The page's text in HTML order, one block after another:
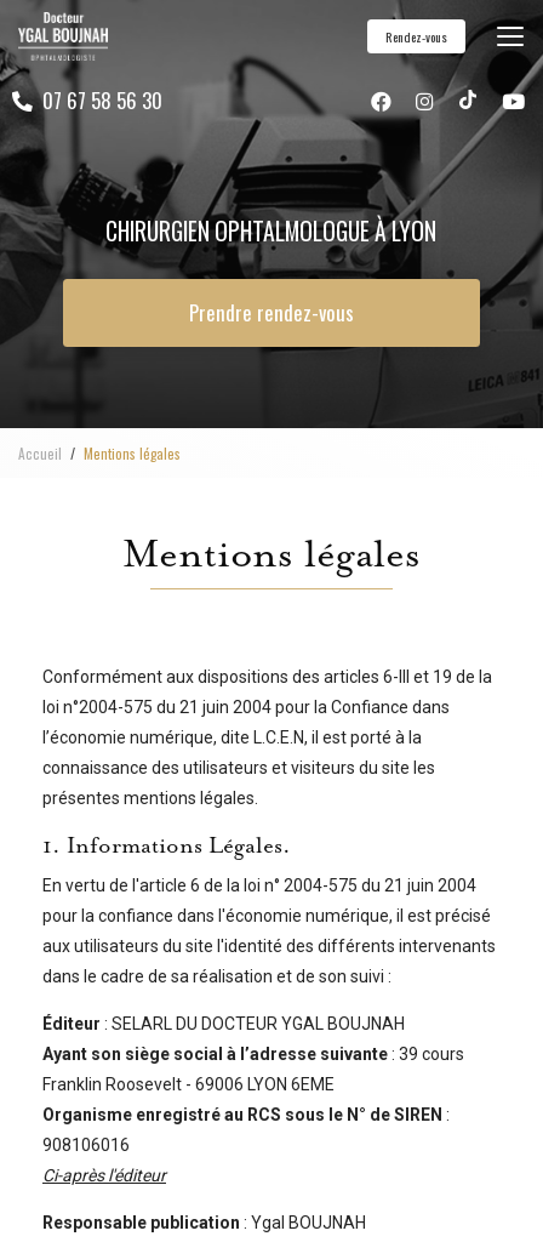
au
contenu
principal07 67 58 56 30
Rendez-vous
CHIRURGIEN OPHTALMOLOGUE À LYON
Prendre rendez-vous
Accueil Mentions légales
Mentions légales
Conformément aux dispositions des articles 6-III et 19 de la
loi n°2004-575 du 21 juin 2004 pour la Confiance dans
l’économie numérique, dite L.C.E.N, il est porté à la
connaissance des utilisateurs et visiteurs du site les
présentes mentions légales.
1. Informations Légales.
En vertu de l'article 6 de la loi n° 2004-575 du 21 juin 2004
pour la confiance dans l'économie numérique, il est précisé
aux utilisateurs du site l'identité des différents intervenants
dans le cadre de sa réalisation et de son suivi :
Éditeur : SELARL DU DOCTEUR YGAL BOUJNAH
Ayant son siège social à l’adresse suivante: 39 cours
Franklin Roosevelt - 69006 LYON 6EME
Organisme enregistré au RCS sous le N° de SIREN :
908106016
Ci-après l'éditeur
Responsable publication : Ygal BOUJNAH